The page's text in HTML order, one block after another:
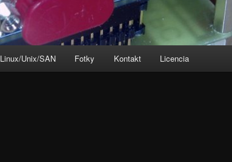
Linux/Unix/SAN Fotky Kontakt Licencia